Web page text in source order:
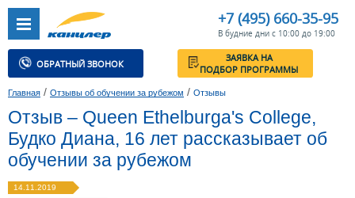
+7 (495) 660-35-95
В будние дни с 10:00 до 19:00
ОБРАТНЫЙ ЗВОНОК
ЗАЯВКА НА
ПОДБОР ПРОГРАММЫ
Главная / Отзывы об обучении за рубежом / Отзывы
Отзыв – Queen Ethelburga's College,
Будко Диана, 16 лет рассказывает об
обучении за рубежом
14.11.2019